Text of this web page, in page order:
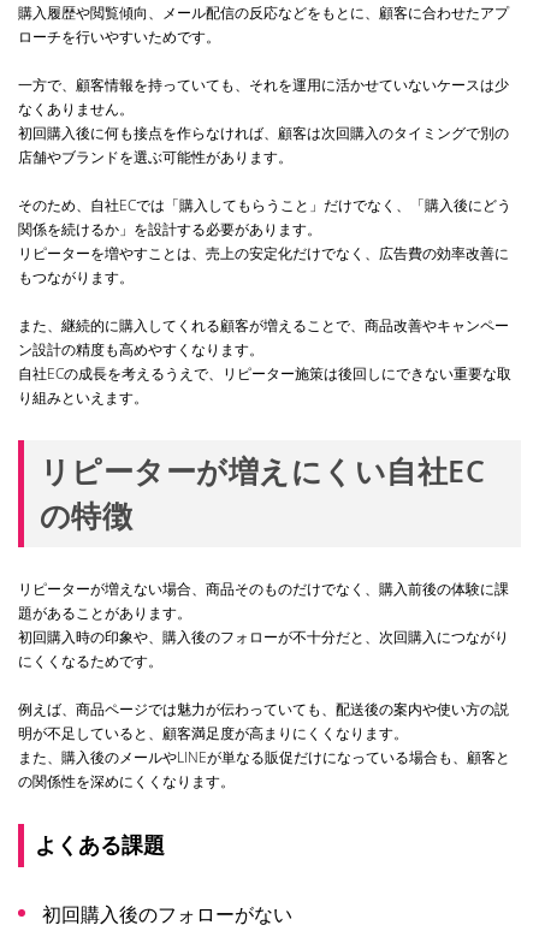
購入履歴や閲覧傾向、メール配信の反応などをもとに、顧客に合わせたアプ
ローチを行いやすいためです。
一方で、顧客情報を持っていても、それを運用に活かせていないケースは少
なくありません。
初回購入後に何も接点を作らなければ、顧客は次回購入のタイミングで別の
店舗やブランドを選ぶ可能性があります。
そのため、自社ECでは「購入してもらうこと」だけでなく、「購入後にどう
関係を続けるか」を設計する必要があります。
リピーターを増やすことは、売上の安定化だけでなく、広告費の効率改善に
もつながります。
また、継続的に購入してくれる顧客が増えることで、商品改善やキャンペー
ン設計の精度も高めやすくなります。
自社ECの成長を考えるうえで、リピーター施策は後回しにできない重要な取
り組みといえます。
リピーターが増えにくい自社EC
の特徴
リピーターが増えない場合、商品そのものだけでなく、購入前後の体験に課
題があることがあります。
初回購入時の印象や、購入後のフォローが不十分だと、次回購入につながり
にくくなるためです。
例えば、商品ページでは魅力が伝わっていても、配送後の案内や使い方の説
明が不足していると、顧客満足度が高まりにくくなります。
また、購入後のメールやLINEが単なる販促だけになっている場合も、顧客と
の関係性を深めにくくなります。
よくある課題
初回購入後のフォローがない